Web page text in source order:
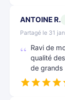
ANTOINE R.
Partagé le 31
Ravi de
qualité
de grands